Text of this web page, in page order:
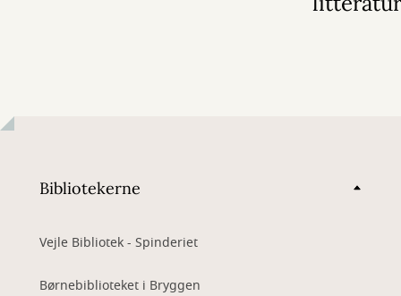
Bibliotekerne
Vejle Bibliotek - Spinderiet
Børnebiblioteket i Bryggen